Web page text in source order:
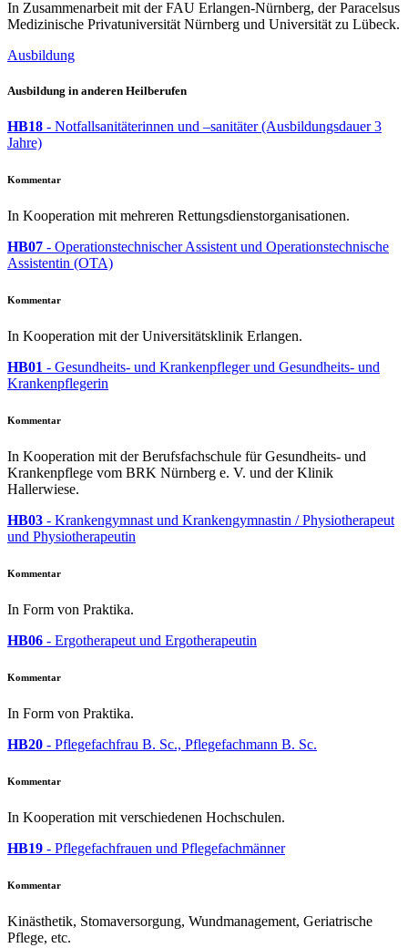
In Zusammenarbeit mit der FAU Erlangen-Nürnberg, der Paracelsus
Medizinische Privatuniversität Nürnberg und Universität zu Lübeck.
Ausbildung
Ausbildung in anderen Heilberufen
HB18 - Notfallsanitäterinnen und –sanitäter (Ausbildungsdauer 3
Jahre)
Kommentar
In Kooperation mit mehreren Rettungsdienstorganisationen.
HB07 - Operationstechnischer Assistent und Operationstechnische
Assistentin (OTA)
Kommentar
In Kooperation mit der Universitätsklinik Erlangen.
HB01 - Gesundheits- und Krankenpfleger und Gesundheits- und
Krankenpflegerin
Kommentar
In Kooperation mit der Berufsfachschule für Gesundheits- und
Krankenpflege vom BRK Nürnberg e. V. und der Klinik
Hallerwiese.
HB03 - Krankengymnast und Krankengymnastin / Physiotherapeut
und Physiotherapeutin
Kommentar
In Form von Praktika.
HB06 - Ergotherapeut und Ergotherapeutin
Kommentar
In Form von Praktika.
HB20 - Pflegefachfrau B. Sc., Pflegefachmann B. Sc.
Kommentar
In Kooperation mit verschiedenen Hochschulen.
HB19 - Pflegefachfrauen und Pflegefachmänner
Kommentar
Kinästhetik, Stomaversorgung, Wundmanagement, Geriatrische
Pflege, etc.